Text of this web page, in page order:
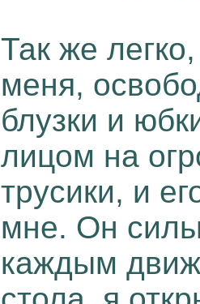
Так же
меня,
блузки и
лицом на
трусики, и
мне. Он
каждым